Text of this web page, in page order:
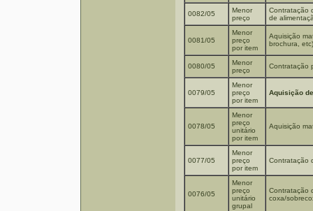
0082/05
Menor
preço
Contratação
de
0081/05
Menor
preço
por item
Aquisição
brochura,
0080/05
Menor
preço
Contratação
0079/05
Menor
preço
por item
Aquisição
0078/05
Menor
preço
unitário
por item
Aquisição
0077/05
Menor
preço
por item
Contratação
0076/05
Menor
preço
unitário
grupal
Contratação
coxa/